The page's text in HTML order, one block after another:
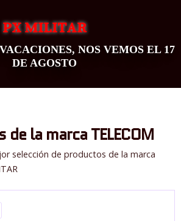
PX MILITAR
NOS VEMOS EL 17
DE AGOSTO
de la marca TELECOM
selección de productos de la marca